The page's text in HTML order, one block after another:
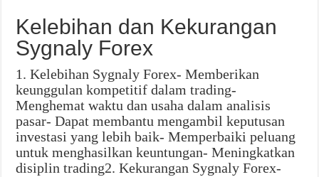
Kelebihan dan Kekurangan
Sygnaly Forex
1. Kelebihan Sygnaly Forex- Memberikan
keunggulan kompetitif dalam trading-
Menghemat waktu dan usaha dalam analisis
pasar- Dapat membantu mengambil keputusan
investasi yang lebih baik- Memperbaiki peluang
untuk menghasilkan keuntungan- Meningkatkan
disiplin trading2. Kekurangan Sygnaly Forex-